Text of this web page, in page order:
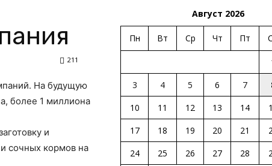
211
На будущую
более 1 миллиона
и
сочных кормов на
Август 2026
Пн Вт Ср Чт Пт
3
4 5 6 7
10
11 12 13 14
17
18 19 20 21
24
25 26 27 28